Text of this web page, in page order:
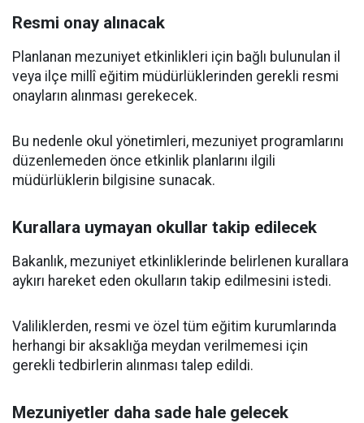
Resmi onay alınacak
Planlanan mezuniyet etkinlikleri için bağlı bulunulan il
veya ilçe millî eğitim müdürlüklerinden gerekli resmi
onayların alınması gerekecek.
Bu nedenle okul yönetimleri, mezuniyet programlarını
düzenlemeden önce etkinlik planlarını ilgili
müdürlüklerin bilgisine sunacak.
Kurallara uymayan okullar takip edilecek
Bakanlık, mezuniyet etkinliklerinde belirlenen kurallara
aykırı hareket eden okulların takip edilmesini istedi.
Valiliklerden, resmi ve özel tüm eğitim kurumlarında
herhangi bir aksaklığa meydan verilmemesi için
gerekli tedbirlerin alınması talep edildi.
Mezuniyetler daha sade hale gelecek